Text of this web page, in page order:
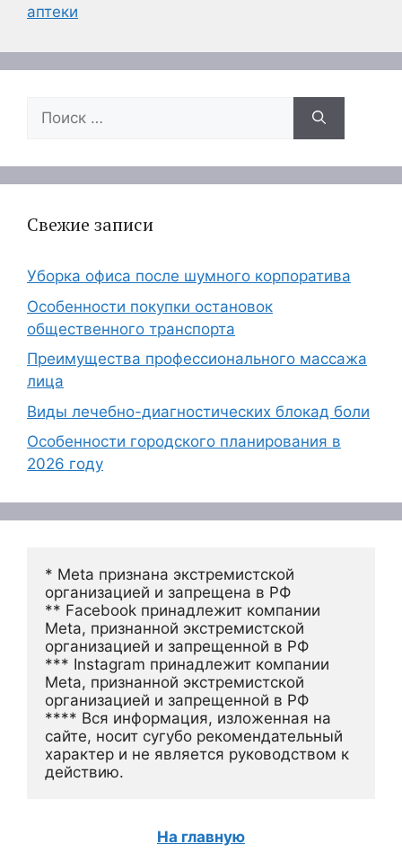
аптеки
Поиск:
Свежие записи
Уборка офиса после шумного корпоратива
Особенности покупки остановок
общественного транспорта
Преимущества профессионального массажа
лица
Виды лечебно-диагностических блокад боли
Особенности городского планирования в
2026 году
* Meta признана экстремистской
организацией и запрещена в РФ
** Facebook принадлежит компании
Meta, признанной экстремистской
организацией и запрещенной в РФ
*** Instagram принадлежит компании
Meta, признанной экстремистской
организацией и запрещенной в РФ
**** Вся информация, изложенная на
сайте, носит сугубо рекомендательный
характер и не является руководством к
действию.
На главную